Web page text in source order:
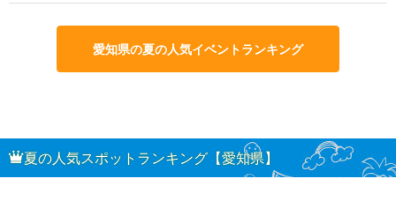
愛知県の夏の人気イベントランキング
夏の人気スポットランキング【愛知県】